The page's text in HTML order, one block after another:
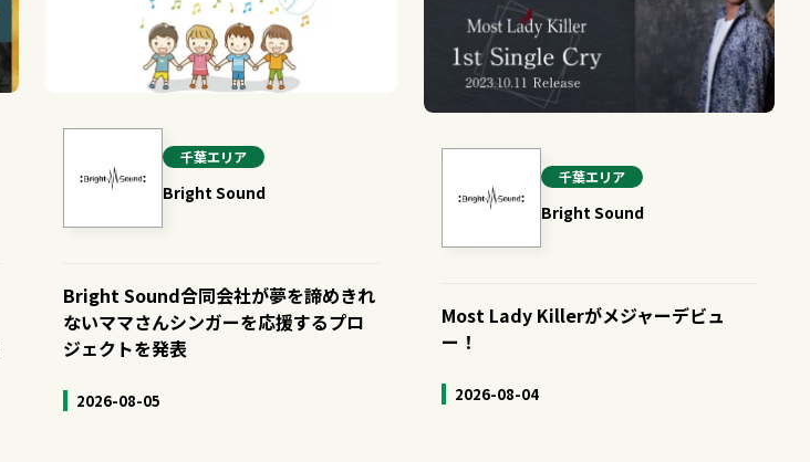
千葉エリア
Bright Sound
Bright Sound合同会社が夢を諦めきれ
ないママさんシンガーを応援するプロ
ジェクトを発表
2026-08-05
千葉エリア
Bright Sound
Most Lady Killerがメジャーデビュ
ー！
2026-08-04